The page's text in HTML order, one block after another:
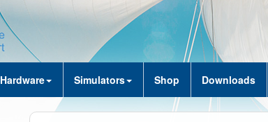
Hardware Simulators Shop Downloads